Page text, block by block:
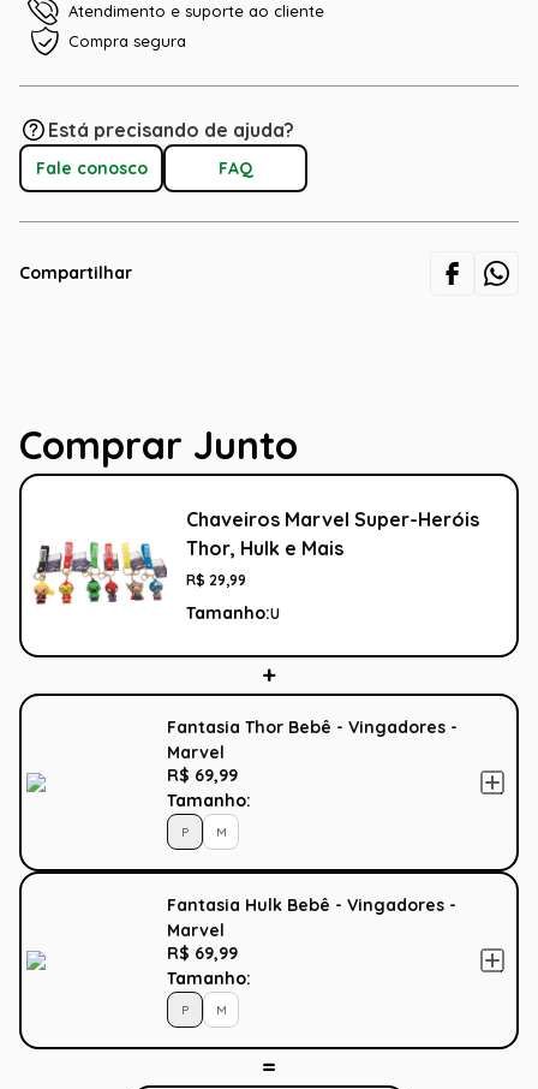
Atendimento e suporte ao cliente
Compra segura
Está precisando de ajuda?
Fale conosco FAQ
Compartilhar
Comprar Junto
Chaveiros Marvel Super-Heróis
Thor, Hulk e Mais
R$ 29,99
Tamanho:U
Fantasia Thor Bebê - Vingadores -
Marvel
R$ 69,99
Tamanho:
P M
Fantasia Hulk Bebê - Vingadores -
Marvel
R$ 69,99
Tamanho:
P M